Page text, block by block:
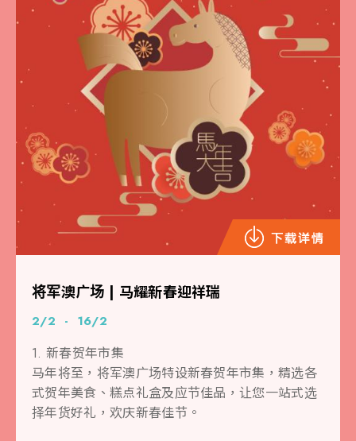
将军澳广场 | 马耀新春迎祥瑞
2/2 - 16/2
1. 新春贺年市集
马年将至，将军澳广场特设新春贺年市集，精选各
式贺年美食、糕点礼盒及应节佳品，让您一站式选
择年货好礼，欢庆新春佳节。